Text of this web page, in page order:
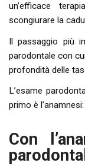
un’efficace
scongiurare la
Il passaggio più
parodontale con
profondità delle
L’esame
primo è l’anamnesi:
Con